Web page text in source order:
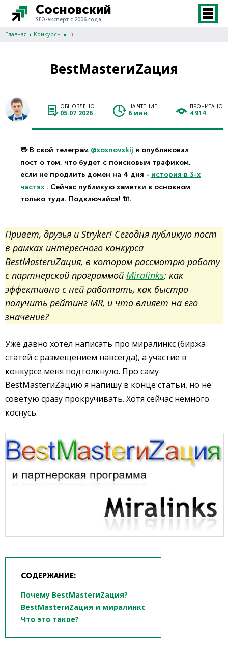
Сосновский
SEO-эксперт с 2006 года
Главная Конкурсы =)
BestMasterиZация
ОБНОВЛЕНО
05.07.2026
НА ЧТЕНИЕ
6 мин.
ПРОЧИТАНО
4 914
🖖 В свой телеграм @sosnovskij я опубликовал
пост о том, что будет с поисковым трафиком,
если не продлить домен на 4 дня - история в 3-х
частях . Сейчас публикую заметки в основном
только туда. Подключайся! 🔌.
Привет, друзья и Stryker! Сегодня публикую пост
в рамках интересного конкурса
BestMasterиZация, в котором рассмотрю работу
с партнерской программой Miralinks: как
эффективно с ней работать, как быстро
получить рейтинг MR, и что влияет на его
значение?
Уже давно хотел написать про миралинкс (биржа
статей с размещением навсегда), а участие в
конкурсе меня подтолкнуло. Про саму
BestMasterиZацию я напишу в конце статьи, но не
советую сразу прокручивать. Хотя сейчас немного
коснусь.
СОДЕРЖАНИЕ:
Почему BestMasterиZация?
BestMasterиZация и миралинкс
Что это такое?